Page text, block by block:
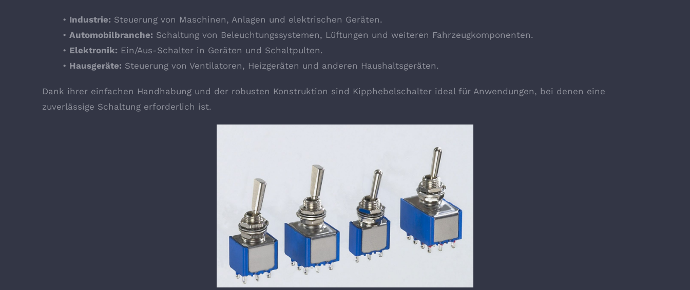
• Industrie: Steuerung von Maschinen, Anlagen und elektrischen Geräten.
• Automobilbranche: Schaltung von Beleuchtungssystemen, Lüftungen und weiteren Fahrzeugkomponenten.
• Elektronik: Ein/Aus-Schalter in Geräten und Schaltpulten.
• Hausgeräte: Steuerung von Ventilatoren, Heizgeräten und anderen Haushaltsgeräten.
Dank ihrer einfachen Handhabung und der robusten Konstruktion sind Kipphebelschalter ideal für Anwendungen, bei denen eine
zuverlässige Schaltung erforderlich ist.